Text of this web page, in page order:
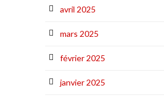
avril 2025
mars 2025
février 2025
janvier 2025